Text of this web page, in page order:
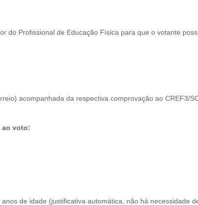
do Profissional de Educação Física para que o votante
acompanhada da respectiva comprovação ao CREF3/
ao voto:
de idade (justificativa automática, não há necessidade